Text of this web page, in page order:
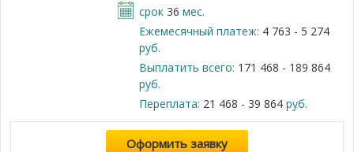
срок 36 мес.
Ежемесячный платеж: 4 763 - 5 274
руб.
Выплатить всего: 171 468 - 189 864
руб.
Переплата: 21 468 - 39 864руб.
Оформить заявку